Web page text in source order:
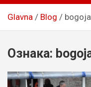
Glavna Blog
Ознака: